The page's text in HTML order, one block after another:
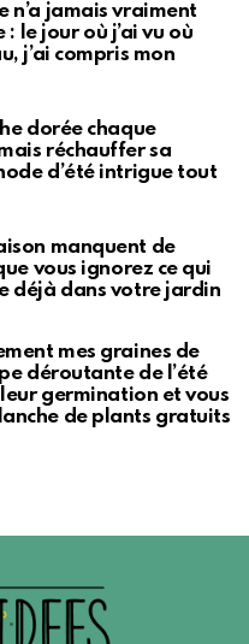
n’a jamais vraiment
le jour où j’ai vu où
j’ai compris mon
dorée chaque
réchauffer sa
d’été intrigue tout
manquent de
vous ignorez ce qui
déjà dans votre jardin
mes graines de
déroutante de l’été
germination et vous
de plants gratuits